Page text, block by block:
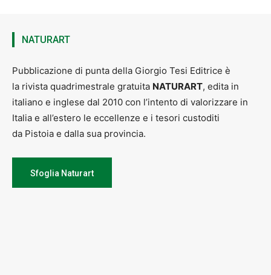
NATURART
Pubblicazione di punta della Giorgio Tesi Editrice è
la rivista quadrimestrale gratuita NATURART, edita in
italiano e inglese dal 2010 con l’intento di valorizzare in
Italia e all’estero le eccellenze e i tesori custoditi
da Pistoia e dalla sua provincia.
Sfoglia Naturart